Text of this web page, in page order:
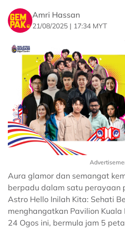
Amri Hassan
21/08/2025 | 17:34 MYT
Aura glamor dan semangat
berpadu dalam satu perayaan
Astro Hello Inilah Kita: Sehati
menghangatkan Pavilion
24 Ogos ini, bermula jam 5